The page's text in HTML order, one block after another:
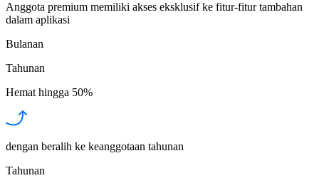
Anggota premium memiliki akses eksklusif ke fitur-fitur tambahan
dalam aplikasi
Bulanan
Tahunan
Hemat hingga 50%
dengan beralih ke keanggotaan tahunan
Tahunan